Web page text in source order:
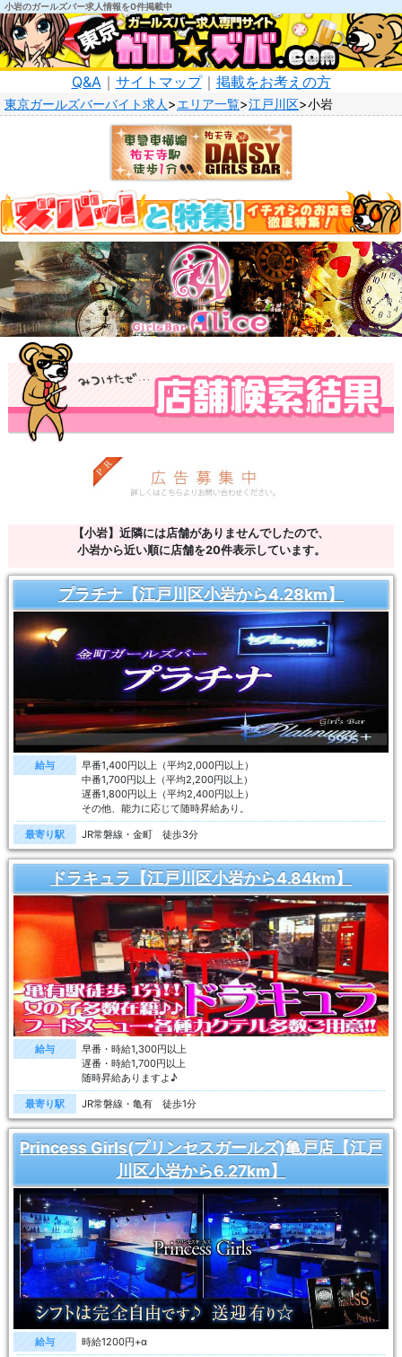
小岩のガールズバー求人情報を0件掲載中
Q&A ｜ サイトマップ｜ 掲載をお考えの方
東京ガールズバーバイト求人 エリア一覧 江戸川区 小岩
【小岩】近隣には店舗がありませんでしたので、
小岩から近い順に店舗を20件表示しています。
プラチナ【江戸川区小岩から4.28km】
給与
早番1,400円以上（平均2,000円以上）
中番1,700円以上（平均2,200円以上）
遅番1,800円以上（平均2,400円以上）
その他、能力に応じて随時昇給あり。
最寄り駅 JR常磐線・金町 徒歩3分
ドラキュラ【江戸川区小岩から4.84km】
給与
早番・時給1,300円以上
遅番・時給1,700円以上
随時昇給ありますよ♪
最寄り駅 JR常磐線・亀有 徒歩1分
Princess Girls(プリンセスガールズ)亀戸店【江戸
川区小岩から6.27km】
給与 時給1200円+α